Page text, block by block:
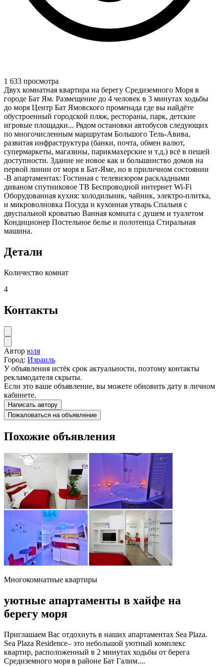
1 633 просмотра
Двух комнатная квартира на берегу Средиземного Моря в
городе Бат Ям. Размещение до 4 человек в 3 минутах ходьбы
до моря Центр Бат Ямовского променада где вы найдёте
обустроенный городской пляж, рестораны, парк, детские
игровые площадки... Рядом остановки автобусов следующих
по многочисленным маршрутам Большого Тель-Авива,
развитая инфраструктура (банки, почта, обмен валют,
супермаркеты, магазины, парикмахерские и т.д.) всё в пешей
доступности. Здание не новое как и большинство домов на
первой линии от моря в Бат-Яме, но в приличном состоянии
-В апартаментах: Гостиная с телевизором раскладными
диваном спутниковое ТВ Беспроводной интернет Wi-Fi
Оборудованная кухня: холодильник, чайник, электро-плитка,
и микроволновка Посуда и кухонная утварь Спальня с
двуспальной кроватью Ванная комната с душем и туалетом
Кондиционер Постельное белье и полотенца Стиральная
машина.
Детали
Количество комнат
4
Контакты
Автор юля
Город: Израиль
У объявления истёк срок актуальности, поэтому контакты
рекламодателя скрыты.
Если это ваше объявление, вы можете обновить дату в личном
кабинете.
Написать автору
Пожаловаться на объявление
Похожие объявления
Многокомнатные квартиры
уютные апартаменты в хайфе на
берегу моря
Приглашаем Вас отдохнуть в наших апартаментах Sea Plaza.
Sea Plaza Residence– это небольшой уютный комплекс
квартир, расположенный в 2 минутах ходьбы от берега
Средиземного моря в районе Бат Галим....